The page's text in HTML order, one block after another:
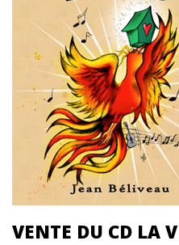
VENTE DU CD LA